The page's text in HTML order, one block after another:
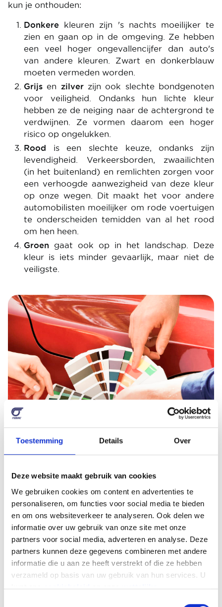
Toestemming Details Over
Deze website maakt gebruik van cookies
We gebruiken cookies om content en advertenties te
personaliseren, om functies voor social media te bieden
en om ons websiteverkeer te analyseren. Ook delen we
informatie over uw gebruik van onze site met onze
partners voor social media, adverteren en analyse. Deze
partners kunnen deze gegevens combineren met andere
informatie die u aan ze heeft verstrekt of die ze hebben
verzameld op basis van uw gebruik van hun services. U
kunt onscookiebeleiden onzewettelijke
kun je onthouden:
Donkere kleuren zijn 's nachts moeilijker te
zien en gaan op in de omgeving. Ze hebben
een veel hoger ongevallencijfer dan auto's
van andere kleuren. Zwart en donkerblauw
moeten vermeden worden.
Grijs en zilver zijn ook slechte bondgenoten
voor veiligheid. Ondanks hun lichte kleur
hebben ze de neiging naar de achtergrond te
verdwijnen. Ze vormen daarom een hoger
risico op ongelukken.
Rood is een slechte keuze, ondanks zijn
levendigheid. Verkeersborden, zwaailichten
(in het buitenland) en remlichten zorgen voor
een verhoogde aanwezigheid van deze kleur
op onze wegen. Dit maakt het voor andere
automobilisten moeilijker om rode voertuigen
te onderscheiden temidden van al het rood
om hen heen.
Groen gaat ook op in het landschap. Deze
kleur is iets minder gevaarlijk, maar niet de
veiligste.
Image
Welke kleuren worden
geassocieerd met de laagste
ongevallencijfers?
De onderzoekers identificeerden kleuren die de
neiging hebben zich van de achtergrond te
verheffen, waardoor ze gemakkelijker te zien zijn